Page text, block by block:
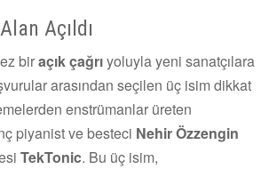
Açıldı
biraçık çağrıyoluyla yeni sanatçılara
arasından seçilen üç isim dikkat
enstrümanlar üreten
piyanist ve besteci Nehir Özzengin
TekTonic. Bu üç isim,